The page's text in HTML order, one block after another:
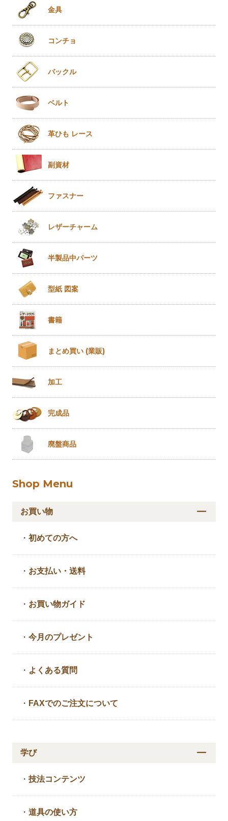
金具
コンチョ
バックル
ベルト
革ひも レース
副資材
ファスナー
レザーチャーム
半製品中パーツ
型紙 図案
書籍
まとめ買い (業販)
加工
完成品
廃盤商品
Shop Menu
お買い物
・初めての方へ
・ お支払い・送料
・ お買い物ガイド
・今月のプレゼント
・ よくある質問
・ FAXでのご注文について
学び
・技法コンテンツ
・道具の使い方